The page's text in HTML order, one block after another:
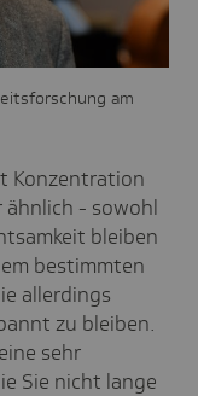
am
Konzentration
ähnlich - sowohl
bleiben
bestimmten
allerdings
zu bleiben.
sehr
Sie nicht lange